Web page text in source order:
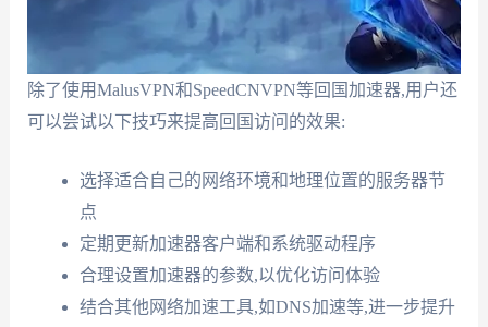
除了使用MalusVPN和SpeedCNVPN等回国加速器,用户还
可以尝试以下技巧来提高回国访问的效果:
选择适合自己的网络环境和地理位置的服务器节
点
定期更新加速器客户端和系统驱动程序
合理设置加速器的参数,以优化访问体验
结合其他网络加速工具,如DNS加速等,进一步提升